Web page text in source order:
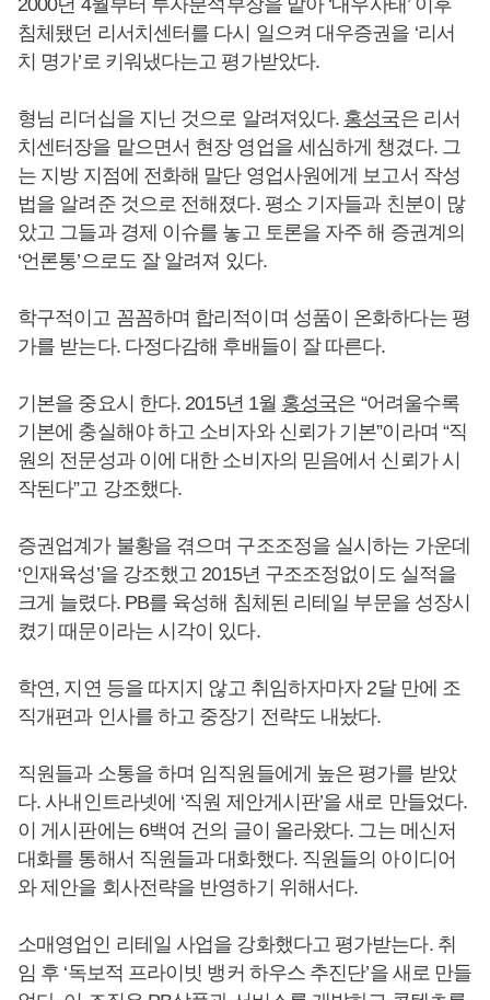
2000년 4월부터 투자분석부장을 맡아 ‘대우사태’ 이후
침체됐던 리서치센터를 다시 일으켜 대우증권을 ‘리서
치 명가’로 키워냈다는고 평가받았다.
형님 리더십을 지닌 것으로 알려져있다. 홍성국은 리서
치센터장을 맡으면서 현장 영업을 세심하게 챙겼다. 그
는 지방 지점에 전화해 말단 영업사원에게 보고서 작성
법을 알려준 것으로 전해졌다. 평소 기자들과 친분이 많
았고 그들과 경제 이슈를 놓고 토론을 자주 해 증권계의
‘언론통’으로도 잘 알려져 있다.
학구적이고 꼼꼼하며 합리적이며 성품이 온화하다는 평
가를 받는다. 다정다감해 후배들이 잘 따른다.
기본을 중요시 한다. 2015년 1월 홍성국은 “어려울수록
기본에 충실해야 하고 소비자와 신뢰가 기본”이라며 “직
원의 전문성과 이에 대한 소비자의 믿음에서 신뢰가 시
작된다”고 강조했다.
증권업계가 불황을 겪으며 구조조정을 실시하는 가운데
‘인재육성’을 강조했고 2015년 구조조정없이도 실적을
크게 늘렸다. PB를 육성해 침체된 리테일 부문을 성장시
켰기 때문이라는 시각이 있다.
학연, 지연 등을 따지지 않고 취임하자마자 2달 만에 조
직개편과 인사를 하고 중장기 전략도 내놨다.
직원들과 소통을 하며 임직원들에게 높은 평가를 받았
다. 사내인트라넷에 ‘직원 제안게시판’을 새로 만들었다.
이 게시판에는 6백여 건의 글이 올라왔다. 그는 메신저
대화를 통해서 직원들과 대화했다. 직원들의 아이디어
와 제안을 회사전략을 반영하기 위해서다.
소매영업인 리테일 사업을 강화했다고 평가받는다. 취
임 후 ‘독보적 프라이빗 뱅커 하우스 추진단’을 새로 만들